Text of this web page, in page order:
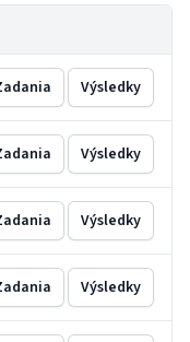
Výsledky
Výsledky
Výsledky
Výsledky